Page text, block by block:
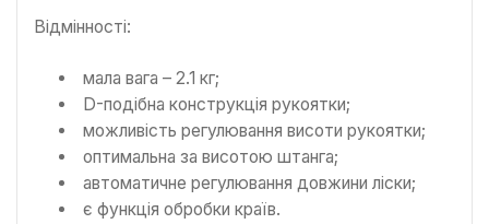
Відмінності:
мала вага – 2.1 кг;
D-подібна конструкція рукоятки;
можливість регулювання висоти рукоятки;
оптимальна за висотою штанга;
автоматичне регулювання довжини ліски;
є функція обробки країв.